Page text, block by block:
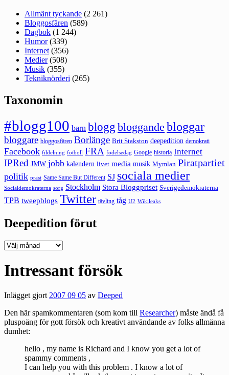
Allmänt tyckande (2 261)
Bloggosfären (589)
Dagbok (1 244)
Humor(339)
Internet (356)
Medier(508)
Musik (355)
Tekniknörderi (265)
Taxonomin
#blogg100 barn blogg bloggande bloggar
bloggare bloggosfären Borlänge Brit Stakston deepedition demokrati
Facebook fildelning fotboll FRA födelsedag Google historia Internet
IPRed JMW jobb kalendern livet media musik Mymlan Piratpartiet
politik präst Same Same But Different SJ sociala medier
Socialdemokraterna sorg Stockholm Stora Bloggpriset Sverigedemokraterna
TPB tweepblogs Twitter tävling tåg U2 Wikileaks
Deepedition förut
Deepedition
Intressant försök
Inlägget gjort2007 09 05 av Deeped
Den här spamkommentaren (som kom till Researcher) måste ändå få
pluspoäng för gott försök och kreativt användande av folks allmänna
dumhet:
hello , my name is Richard and I know you get a lot of
spammy comments ,
I can help you with this problem . I know a lot of